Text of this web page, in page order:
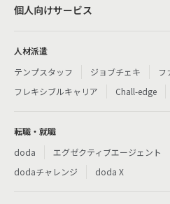
個人向けサービス
人材派遣
テンプスタッフ
ジョブチェキ
フ
フレキシブルキャリア
Chall-edge
転職・就職
doda
エグゼクティブエージェント
dodaチャレンジ
doda X